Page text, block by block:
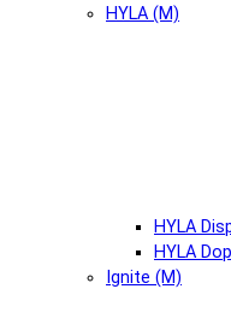
HYLA (М)
HYLA
HYLA
Ignite (М)